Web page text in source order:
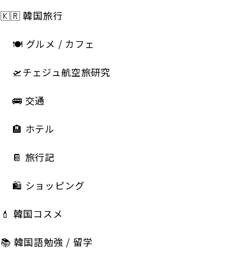
🇰🇷 韓国旅行
🍽 グルメ / カフェ
🛫チェジュ航空旅研究
🚌 交通
🏨 ホテル
📔 旅行記
🛍️ ショッピング
💄 韓国コスメ
📚 韓国語勉強 / 留学